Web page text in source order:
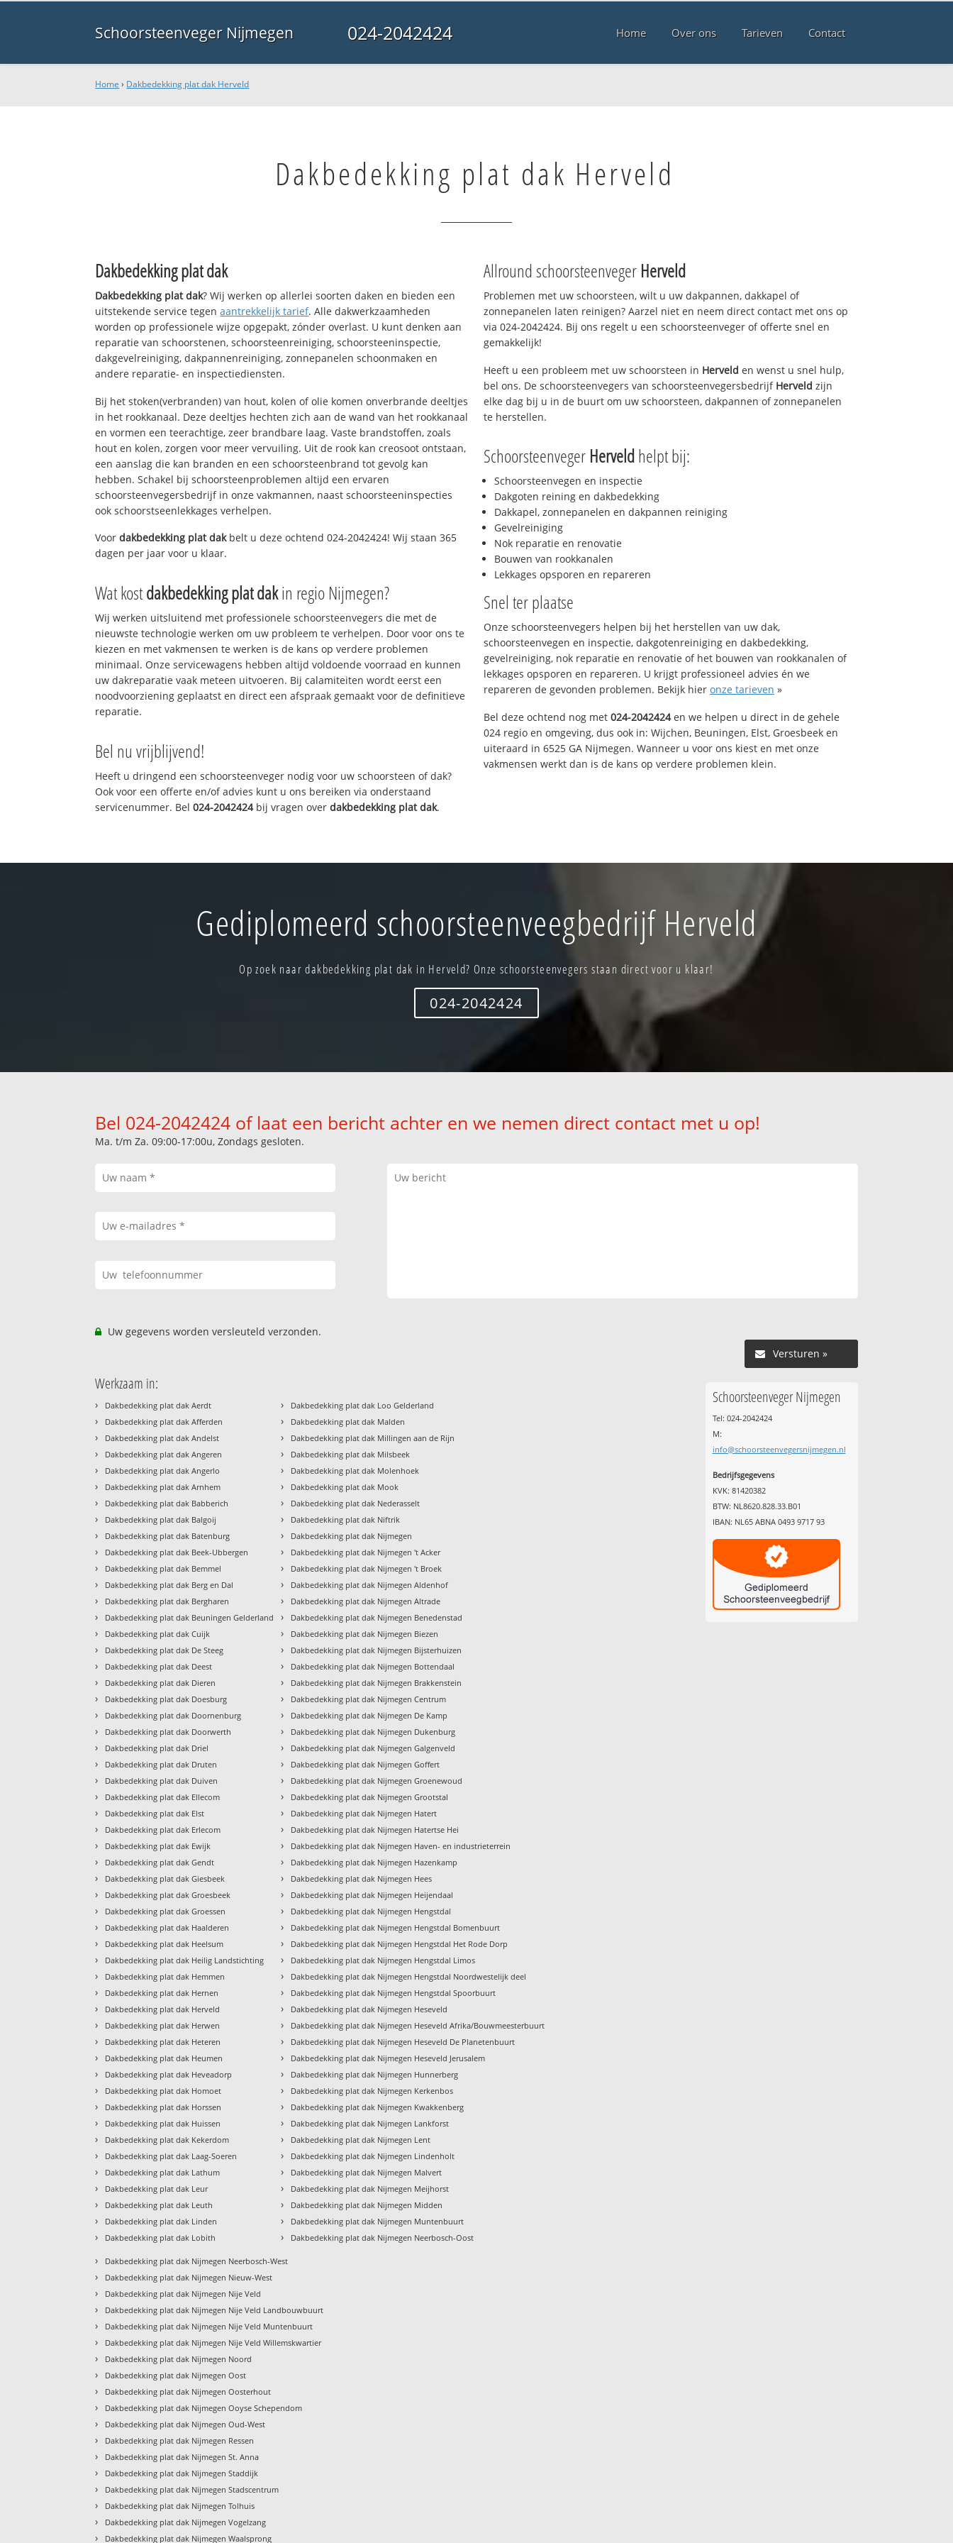
Schoorsteenveger Nijmegen 024-2042424 Home Over ons Tarieven Contact
Home › Dakbedekking plat dak Herveld
Dakbedekking plat dak Herveld
Dakbedekking plat dak
Dakbedekking plat dak? Wij werken op allerlei soorten daken en bieden een
uitstekende service tegenaantrekkelijk tarief. Alle dakwerkzaamheden
worden op professionele wijze opgepakt, zónder overlast. U kunt denken aan
reparatie van schoorstenen, schoorsteenreiniging, schoorsteeninspectie,
dakgevelreiniging, dakpannenreiniging, zonnepanelen schoonmaken en
andere reparatie- en inspectiediensten.
Bij het stoken(verbranden) van hout, kolen of olie komen onverbrande deeltjes
in het rookkanaal. Deze deeltjes hechten zich aan de wand van het rookkanaal
en vormen een teerachtige, zeer brandbare laag. Vaste brandstoffen, zoals
hout en kolen, zorgen voor meer vervuiling. Uit de rook kan creosoot ontstaan,
een aanslag die kan branden en een schoorsteenbrand tot gevolg kan
hebben. Schakel bij schoorsteenproblemen altijd een ervaren
schoorsteenvegersbedrijf in onze vakmannen, naast schoorsteeninspecties
ook schoorstseenlekkages verhelpen.
Voordakbedekking plat dakbelt u deze ochtend 024-2042424! Wij staan 365
dagen per jaar voor u klaar.
Wat kostdakbedekking plat dakin regio Nijmegen?
Wij werken uitsluitend met professionele schoorsteenvegers die met de
nieuwste technologie werken om uw probleem te verhelpen. Door voor ons te
kiezen en met vakmensen te werken is de kans op verdere problemen
minimaal. Onze servicewagens hebben altijd voldoende voorraad en kunnen
uw dakreparatie vaak meteen uitvoeren. Bij calamiteiten wordt eerst een
noodvoorziening geplaatst en direct een afspraak gemaakt voor de definitieve
reparatie.
Bel nu vrijblijvend!
Heeft u dringend een schoorsteenveger nodig voor uw schoorsteen of dak?
Ook voor een offerte en/of advies kunt u ons bereiken via onderstaand
servicenummer. Bel024-2042424bij vragen overdakbedekking plat dak.
Allround schoorsteenveger Herveld
Problemen met uw schoorsteen, wilt u uw dakpannen, dakkapel of
zonnepanelen laten reinigen? Aarzel niet en neem direct contact met ons op
via 024-2042424. Bij ons regelt u een schoorsteenveger of offerte snel en
gemakkelijk!
Heeft u een probleem met uw schoorsteen in Herveld en wenst u snel hulp,
bel ons. De schoorsteenvegers van schoorsteenvegersbedrijf Herveld zijn
elke dag bij u in de buurt om uw schoorsteen, dakpannen of zonnepanelen
te herstellen.
Schoorsteenveger Herveldhelpt bij:
Schoorsteenvegen en inspectie
Dakgoten reining en dakbedekking
Dakkapel, zonnepanelen en dakpannen reiniging
Gevelreiniging
Nok reparatie en renovatie
Bouwen van rookkanalen
Lekkages opsporen en repareren
Snel ter plaatse
Onze schoorsteenvegers helpen bij het herstellen van uw dak,
schoorsteenvegen en inspectie, dakgotenreiniging en dakbedekking,
gevelreiniging, nok reparatie en renovatie of het bouwen van rookkanalen of
lekkages opsporen en repareren. U krijgt professioneel advies én we
repareren de gevonden problemen. Bekijk hier onze tarieven »
Bel deze ochtend nog met 024-2042424en we helpen u direct in de gehele
024 regio en omgeving, dus ook in: Wijchen, Beuningen, Elst, Groesbeek en
uiteraard in 6525 GA Nijmegen. Wanneer u voor ons kiest en met onze
vakmensen werkt dan is de kans op verdere problemen klein.
Gediplomeerd schoorsteenveegbedrijf Herveld
Op zoek naar dakbedekking plat dak in Herveld? Onze schoorsteenvegers staan direct voor u klaar!
024-2042424
Bel 024-2042424 of laat een bericht achter en we nemen direct contact met u op!
Ma. t/m Za. 09:00-17:00u, Zondags gesloten.
Uw gegevens worden versleuteld verzonden.
Versturen »
Werkzaam in:
› Dakbedekking plat dak Aerdt
› Dakbedekking plat dak Afferden
› Dakbedekking plat dak Andelst
› Dakbedekking plat dak Angeren
› Dakbedekking plat dak Angerlo
› Dakbedekking plat dak Arnhem
› Dakbedekking plat dak Babberich
› Dakbedekking plat dak Balgoij
› Dakbedekking plat dak Batenburg
› Dakbedekking plat dak Beek-Ubbergen
› Dakbedekking plat dak Bemmel
› Dakbedekking plat dak Berg en Dal
› Dakbedekking plat dak Bergharen
› Dakbedekking plat dak Beuningen Gelderland
› Dakbedekking plat dak Cuijk
› Dakbedekking plat dak De Steeg
› Dakbedekking plat dak Deest
› Dakbedekking plat dak Dieren
› Dakbedekking plat dak Doesburg
› Dakbedekking plat dak Doornenburg
› Dakbedekking plat dak Doorwerth
› Dakbedekking plat dak Driel
› Dakbedekking plat dak Druten
› Dakbedekking plat dak Duiven
› Dakbedekking plat dak Ellecom
› Dakbedekking plat dak Elst
› Dakbedekking plat dak Erlecom
› Dakbedekking plat dak Ewijk
› Dakbedekking plat dak Gendt
› Dakbedekking plat dak Giesbeek
› Dakbedekking plat dak Groesbeek
› Dakbedekking plat dak Groessen
› Dakbedekking plat dak Haalderen
› Dakbedekking plat dak Heelsum
› Dakbedekking plat dak Heilig Landstichting
› Dakbedekking plat dak Hemmen
› Dakbedekking plat dak Hernen
› Dakbedekking plat dak Herveld
› Dakbedekking plat dak Herwen
› Dakbedekking plat dak Heteren
› Dakbedekking plat dak Heumen
› Dakbedekking plat dak Heveadorp
› Dakbedekking plat dak Homoet
› Dakbedekking plat dak Horssen
› Dakbedekking plat dak Huissen
› Dakbedekking plat dak Kekerdom
› Dakbedekking plat dak Laag-Soeren
› Dakbedekking plat dak Lathum
› Dakbedekking plat dak Leur
› Dakbedekking plat dak Leuth
› Dakbedekking plat dak Linden
› Dakbedekking plat dak Lobith
› Dakbedekking plat dak Loo Gelderland
› Dakbedekking plat dak Malden
› Dakbedekking plat dak Millingen aan de Rijn
› Dakbedekking plat dak Milsbeek
› Dakbedekking plat dak Molenhoek
› Dakbedekking plat dak Mook
› Dakbedekking plat dak Nederasselt
› Dakbedekking plat dak Niftrik
› Dakbedekking plat dak Nijmegen
› Dakbedekking plat dak Nijmegen 't Acker
› Dakbedekking plat dak Nijmegen 't Broek
› Dakbedekking plat dak Nijmegen Aldenhof
› Dakbedekking plat dak Nijmegen Altrade
› Dakbedekking plat dak Nijmegen Benedenstad
› Dakbedekking plat dak Nijmegen Biezen
› Dakbedekking plat dak Nijmegen Bijsterhuizen
› Dakbedekking plat dak Nijmegen Bottendaal
› Dakbedekking plat dak Nijmegen Brakkenstein
› Dakbedekking plat dak Nijmegen Centrum
› Dakbedekking plat dak Nijmegen De Kamp
› Dakbedekking plat dak Nijmegen Dukenburg
› Dakbedekking plat dak Nijmegen Galgenveld
› Dakbedekking plat dak Nijmegen Goffert
› Dakbedekking plat dak Nijmegen Groenewoud
› Dakbedekking plat dak Nijmegen Grootstal
› Dakbedekking plat dak Nijmegen Hatert
› Dakbedekking plat dak Nijmegen Hatertse Hei
› Dakbedekking plat dak Nijmegen Haven- en industrieterrein
› Dakbedekking plat dak Nijmegen Hazenkamp
› Dakbedekking plat dak Nijmegen Hees
› Dakbedekking plat dak Nijmegen Heijendaal
› Dakbedekking plat dak Nijmegen Hengstdal
› Dakbedekking plat dak Nijmegen Hengstdal Bomenbuurt
› Dakbedekking plat dak Nijmegen Hengstdal Het Rode Dorp
› Dakbedekking plat dak Nijmegen Hengstdal Limos
› Dakbedekking plat dak Nijmegen Hengstdal Noordwestelijk deel
› Dakbedekking plat dak Nijmegen Hengstdal Spoorbuurt
› Dakbedekking plat dak Nijmegen Heseveld
› Dakbedekking plat dak Nijmegen Heseveld Afrika/Bouwmeesterbuurt
› Dakbedekking plat dak Nijmegen Heseveld De Planetenbuurt
› Dakbedekking plat dak Nijmegen Heseveld Jerusalem
› Dakbedekking plat dak Nijmegen Hunnerberg
› Dakbedekking plat dak Nijmegen Kerkenbos
› Dakbedekking plat dak Nijmegen Kwakkenberg
› Dakbedekking plat dak Nijmegen Lankforst
› Dakbedekking plat dak Nijmegen Lent
› Dakbedekking plat dak Nijmegen Lindenholt
› Dakbedekking plat dak Nijmegen Malvert
› Dakbedekking plat dak Nijmegen Meijhorst
› Dakbedekking plat dak Nijmegen Midden
› Dakbedekking plat dak Nijmegen Muntenbuurt
› Dakbedekking plat dak Nijmegen Neerbosch-Oost
› Dakbedekking plat dak Nijmegen Neerbosch-West
› Dakbedekking plat dak Nijmegen Nieuw-West
› Dakbedekking plat dak Nijmegen Nije Veld
› Dakbedekking plat dak Nijmegen Nije Veld Landbouwbuurt
› Dakbedekking plat dak Nijmegen Nije Veld Muntenbuurt
› Dakbedekking plat dak Nijmegen Nije Veld Willemskwartier
› Dakbedekking plat dak Nijmegen Noord
› Dakbedekking plat dak Nijmegen Oost
› Dakbedekking plat dak Nijmegen Oosterhout
› Dakbedekking plat dak Nijmegen Ooyse Schependom
› Dakbedekking plat dak Nijmegen Oud-West
› Dakbedekking plat dak Nijmegen Ressen
› Dakbedekking plat dak Nijmegen St. Anna
› Dakbedekking plat dak Nijmegen Staddijk
› Dakbedekking plat dak Nijmegen Stadscentrum
› Dakbedekking plat dak Nijmegen Tolhuis
› Dakbedekking plat dak Nijmegen Vogelzang
› Dakbedekking plat dak Nijmegen Waalsprong
Schoorsteenveger Nijmegen
Tel: 024-2042424
M:
info@schoorsteenvegersnijmegen.nl
Bedrijfsgegevens
KVK: 81420382
BTW: NL8620.828.33.B01
IBAN: NL65 ABNA 0493 9717 93